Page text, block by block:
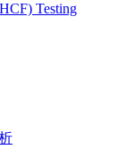
Testing